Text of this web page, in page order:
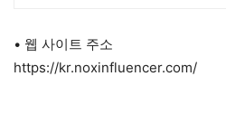
• 웹 사이트 주소
https://kr.noxinfluencer.com/